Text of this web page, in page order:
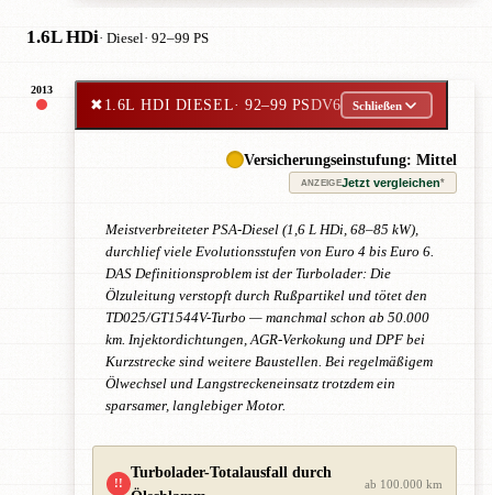
1.6L HDi· Diesel· 92–99 PS
2013
✖1.6L HDI DIESEL· 92–99 PSDV6 Schließen
Versicherungseinstufung: Mittel
ANZEIGEJetzt vergleichen*
Meistverbreiteter PSA-Diesel (1,6 L HDi, 68–85 kW),
durchlief viele Evolutionsstufen von Euro 4 bis Euro 6.
DAS Definitionsproblem ist der Turbolader: Die
Ölzuleitung verstopft durch Rußpartikel und tötet den
TD025/GT1544V-Turbo — manchmal schon ab 50.000
km. Injektordichtungen, AGR-Verkokung und DPF bei
Kurzstrecke sind weitere Baustellen. Bei regelmäßigem
Ölwechsel und Langstreckeneinsatz trotzdem ein
sparsamer, langlebiger Motor.
!!
Turbolader-Totalausfall durch
ab 100.000 km